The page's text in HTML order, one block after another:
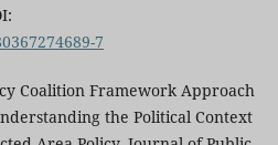
7
Coalition Framework Approach
the Political Context